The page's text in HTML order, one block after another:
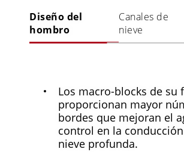
Diseño del
hombro
Canales de
nieve
Los macro-blocks de su
proporcionan mayor
bordes que mejoran el
control en la
nieve profunda.